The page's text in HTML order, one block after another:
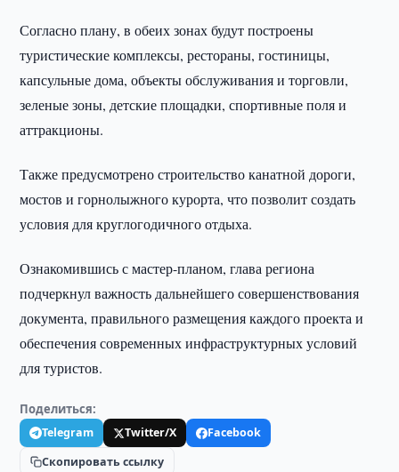
Согласно плану, в обеих зонах будут построены
туристические комплексы, рестораны, гостиницы,
капсульные дома, объекты обслуживания и торговли,
зеленые зоны, детские площадки, спортивные поля и
аттракционы.
Также предусмотрено строительство канатной дороги,
мостов и горнолыжного курорта, что позволит создать
условия для круглогодичного отдыха.
Ознакомившись с мастер-планом, глава региона
подчеркнул важность дальнейшего совершенствования
документа, правильного размещения каждого проекта и
обеспечения современных инфраструктурных условий
для туристов.
Поделиться:
Telegram Twitter/X
Facebook
Скопировать ссылку